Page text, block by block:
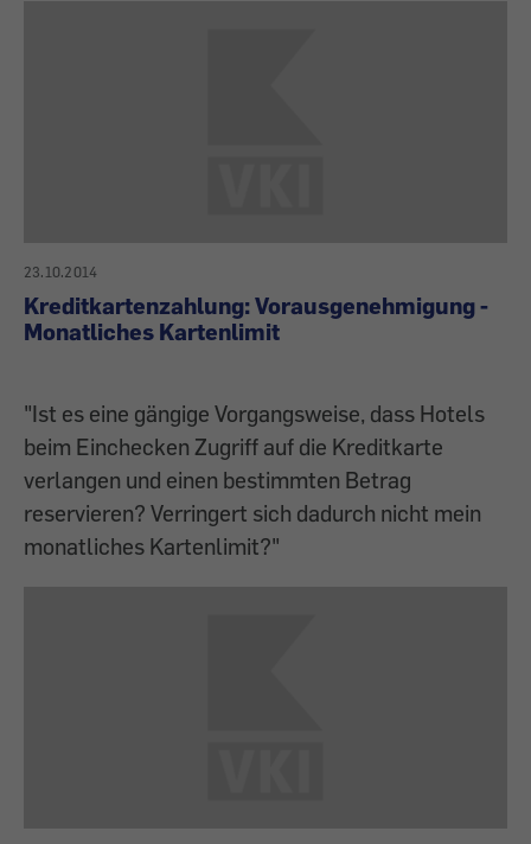
23.10.2014
Kreditkartenzahlung: Vorausgenehmigung -
Monatliches Kartenlimit
"Ist es eine gängige Vorgangsweise, dass Hotels
beim Einchecken Zugriff auf die Kreditkarte
verlangen und einen bestimmten Betrag
reservieren? Verringert sich dadurch nicht mein
monatliches Kartenlimit?"